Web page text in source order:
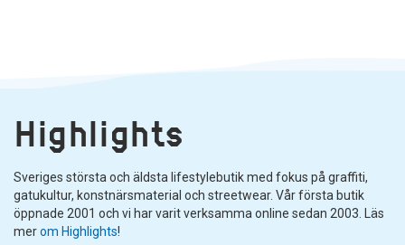
Highlights
Sveriges största och äldsta lifestylebutik med fokus på graffiti,
gatukultur, konstnärsmaterial och streetwear. Vår första butik
öppnade 2001 och vi har varit verksamma online sedan 2003. Läs
merom Highlights!